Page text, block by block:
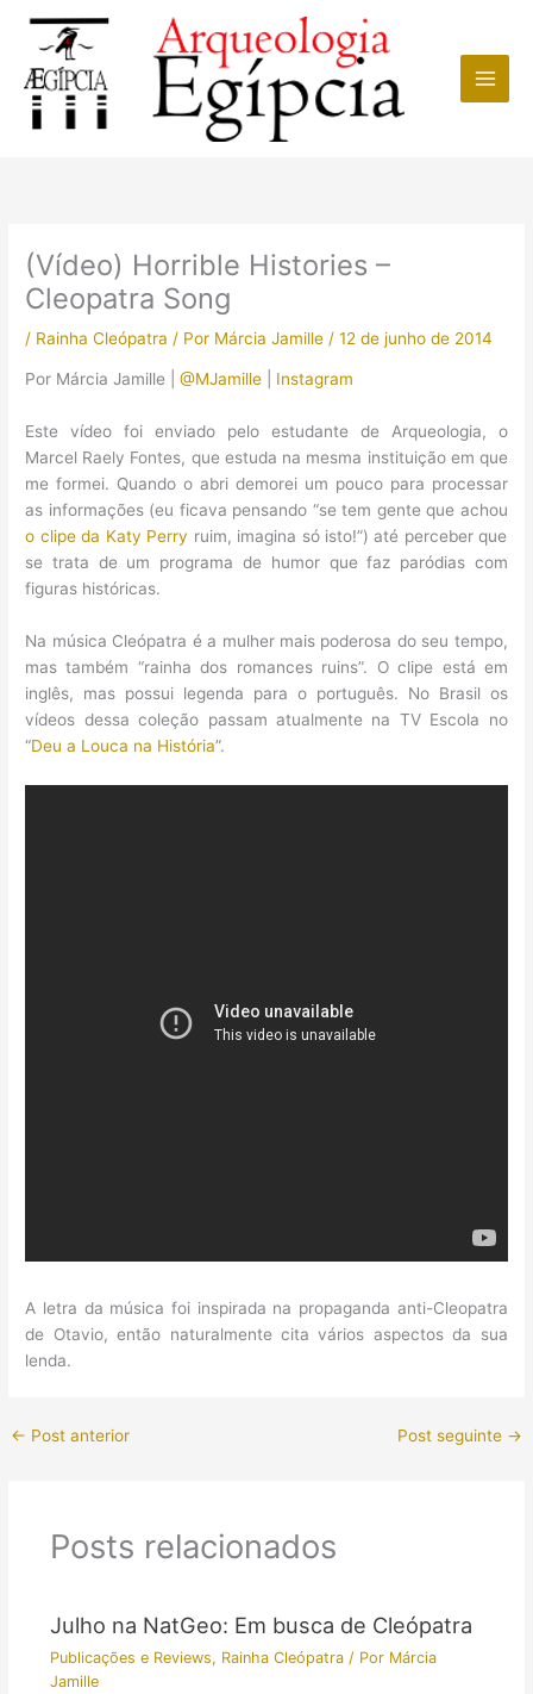
conteúdo
(Vídeo) Horrible Histories –
Cleopatra Song
/ Rainha Cleópatra / Por Márcia Jamille /12 de junho de 2014
Por Márcia Jamille |@MJamille Instagram
Este vídeo foi enviado pelo estudante de Arqueologia, o
Marcel Raely Fontes, que estuda na mesma instituição em que
me formei. Quando o abri demorei um pouco para processar
as informações (eu ficava pensando “se tem gente que achou
o clipe da Katy Perry ruim, imagina só isto!”) até perceber que
se trata de um programa de humor que faz paródias com
figuras históricas.
Na música Cleópatra é a mulher mais poderosa do seu tempo,
mas também “rainha dos romances ruins”. O clipe está em
inglês, mas possui legenda para o português. No Brasil os
vídeos dessa coleção passam atualmente na TV Escola no
“Deu a Louca na História”.
A letra da música foi inspirada na propaganda anti-Cleopatra
de Otavio, então naturalmente cita vários aspectos da sua
lenda.
← Post anterior Post seguinte →
Posts relacionados
Julho na NatGeo: Em busca de Cleópatra
Publicações e Reviews, Rainha Cleópatra/ Por Márcia
Jamille